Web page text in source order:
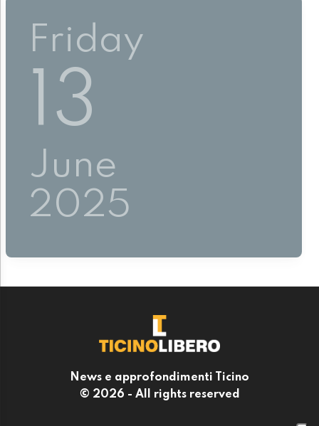
Friday
13
June
2025
News e approfondimenti Ticino
© 2026 - All rights reserved